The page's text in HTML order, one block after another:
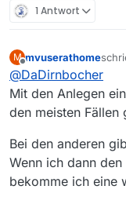
1 Antwort
M
Offline
mvuserathome
@DaDirnbocher
Mit den Anlegen
den meisten Fällen
Bei den anderen
Wenn ich dann
bekomme ich eine